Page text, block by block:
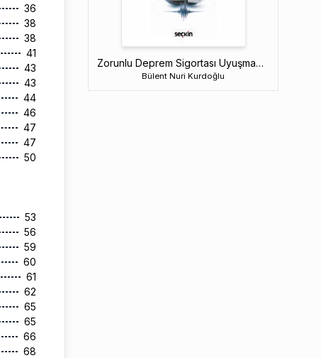
36
38
38
41
43
43
44
46
47
47
50
53
56
59
60
61
62
65
65
66
68
Zorunlu Deprem Sigortası Uyuşmazlıkları
Bülent Nuri Kurdoğlu